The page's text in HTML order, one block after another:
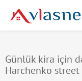
Günlük kira için
Harchenko street